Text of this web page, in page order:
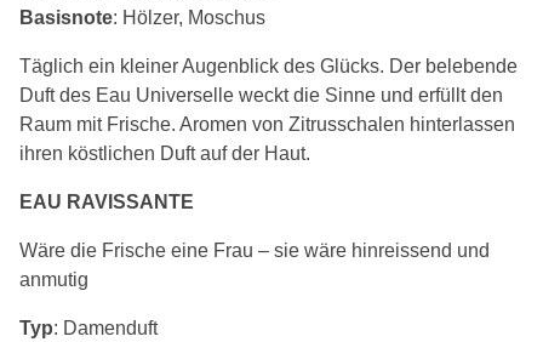
Basisnote: Hölzer, Moschus
Täglich ein kleiner Augenblick des Glücks. Der belebende
Duft des Eau Universelle weckt die Sinne und erfüllt den
Raum mit Frische. Aromen von Zitrusschalen hinterlassen
ihren köstlichen Duft auf der Haut.
EAU RAVISSANTE
Wäre die Frische eine Frau – sie wäre hinreissend und
anmutig
Typ: Damenduft